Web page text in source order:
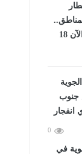
والعظمى بالقاهرة الآن 18
0
في